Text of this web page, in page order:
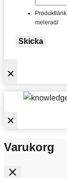
melerad/
Skicka
Varukorg